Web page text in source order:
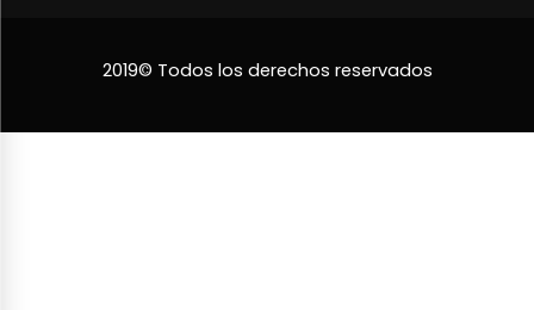
2019© Todos los derechos reservados